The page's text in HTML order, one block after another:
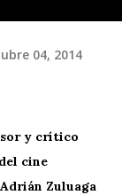
04, 2014
y crítico
cine
Zuluaga